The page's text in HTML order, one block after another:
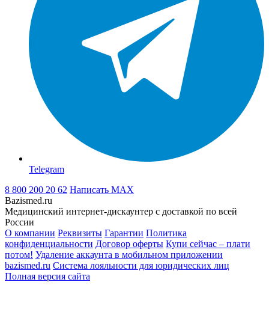
Telegram
8 800 200 20 62 Написать MAX
Bazismed.ru
Медицинский интернет-дискаунтер с доставкой по всей
России
О компании Реквизиты Гарантии Политика
конфиденциальности Договор оферты Купи сейчас – плати
потом! Удаление аккаунта в мобильном приложении
bazismed.ru Система лояльности для юридических лиц
Полная версия сайта